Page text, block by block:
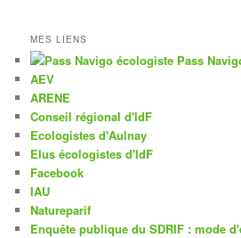
MES LIENS
Pass
AEV
ARENE
Conseil régional d'IdF
Ecologistes d'Aulnay
Elus écologistes d'IdF
Facebook
IAU
Natureparif
Enquête publique du SDRIF : mode